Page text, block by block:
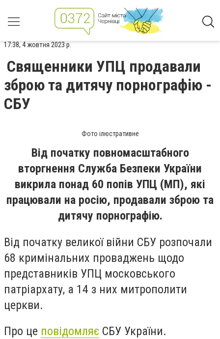
17:38, 4 жовтня 2023 р.
Священники УПЦ продавали
зброю та дитячу порнографію -
СБУ
Фото ілюстративне
Від початку повномасштабного
вторгнення Служба Безпеки України
викрила понад 60 попів УПЦ (МП), які
працювали на росію, продавали зброю та
дитячу порнографію.
Від початку великої війни СБУ розпочали
68 кримінальних проваджень щодо
представників УПЦ московського
патріархату, а 14 з них митрополити
церкви.
Про це повідомляє СБУ України.